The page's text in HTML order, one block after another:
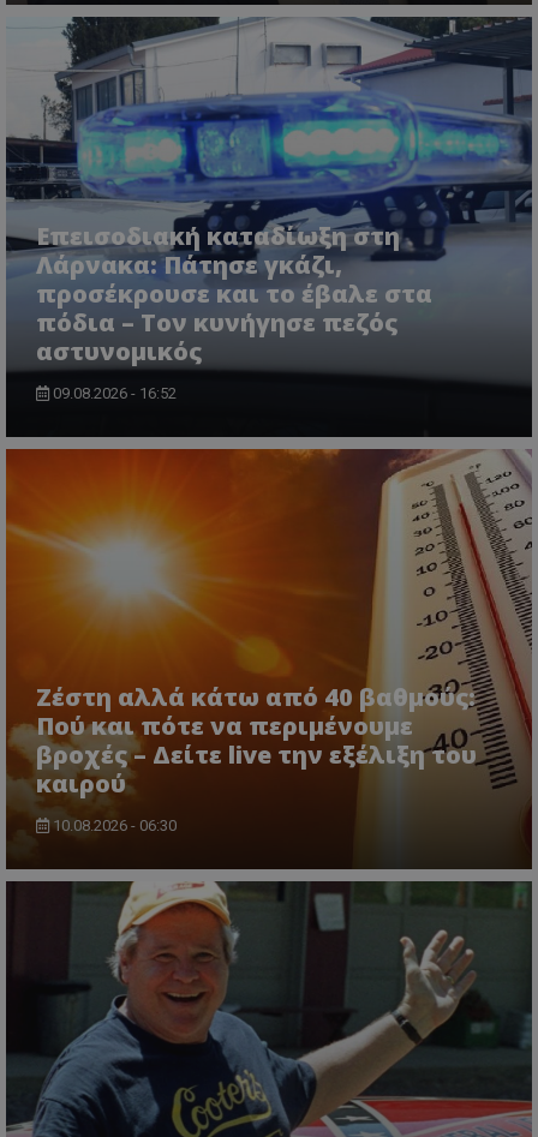
Επεισοδιακή καταδίωξη στη
Λάρνακα: Πάτησε γκάζι,
προσέκρουσε και το έβαλε στα
πόδια – Τον κυνήγησε πεζός
αστυνομικός
09.08.2026 - 16:52
Ζέστη αλλά κάτω από 40 βαθμούς:
Πού και πότε να περιμένουμε
βροχές – Δείτε live την εξέλιξη του
καιρού
10.08.2026 - 06:30